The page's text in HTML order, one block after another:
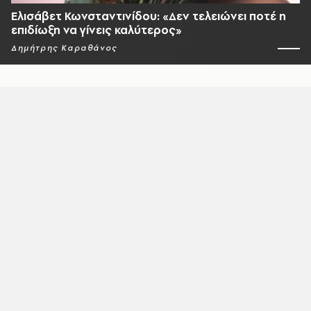
Ελισάβετ Κωνσταντινίδου: «Δεν τελειώνει ποτέ η
επιδίωξη να γίνεις καλύτερος»
Δημήτρης Καραθάνος